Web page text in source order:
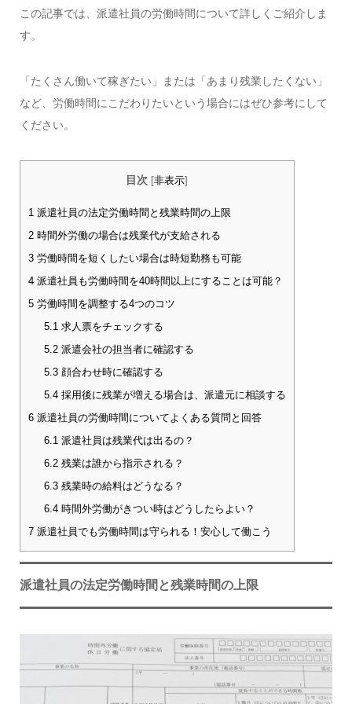
この記事では、派遣社員の労働時間について詳しくご紹介しま
す。
「たくさん働いて稼ぎたい」または「あまり残業したくない」
など、労働時間にこだわりたいという場合にはぜひ参考にして
ください。
目次 [非表示]
1派遣社員の法定労働時間と残業時間の上限
2時間外労働の場合は残業代が支給される
3労働時間を短くしたい場合は時短勤務も可能
4派遣社員も労働時間を40時間以上にすることは可能？
5労働時間を調整する4つのコツ
5.1求人票をチェックする
5.2派遣会社の担当者に確認する
5.3顔合わせ時に確認する
5.4採用後に残業が増える場合は、派遣元に相談する
6派遣社員の労働時間についてよくある質問と回答
6.1派遣社員は残業代は出るの？
6.2残業は誰から指示される？
6.3残業時の給料はどうなる？
6.4時間外労働がきつい時はどうしたらよい？
7派遣社員でも労働時間は守られる！安心して働こう
派遣社員の法定労働時間と残業時間の上限